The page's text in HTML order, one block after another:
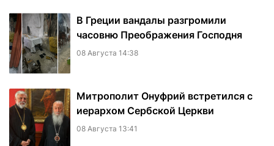
В Греции вандалы разгромили
часовню Преображения Господня
08 Августа 14:38
Митрополит Онуфрий встретился с
иерархом Сербской Церкви
08 Августа 13:41